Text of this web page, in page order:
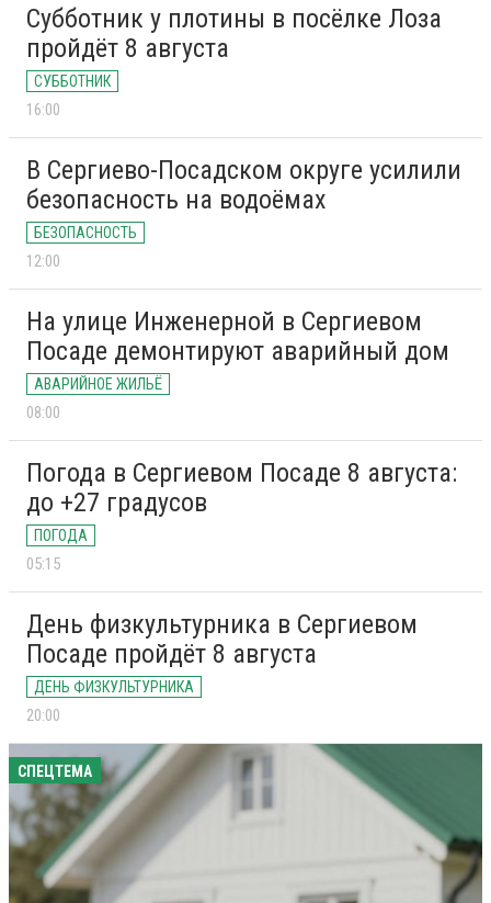
Субботник у плотины в посёлке Лоза
пройдёт 8 августа
СУББОТНИК
16:00
В Сергиево-Посадском округе усилили
безопасность на водоёмах
БЕЗОПАСНОСТЬ
12:00
На улице Инженерной в Сергиевом
Посаде демонтируют аварийный дом
АВАРИЙНОЕ ЖИЛЬЁ
08:00
Погода в Сергиевом Посаде 8 августа:
до +27 градусов
ПОГОДА
05:15
День физкультурника в Сергиевом
Посаде пройдёт 8 августа
ДЕНЬ ФИЗКУЛЬТУРНИКА
20:00
СПЕЦТЕМА